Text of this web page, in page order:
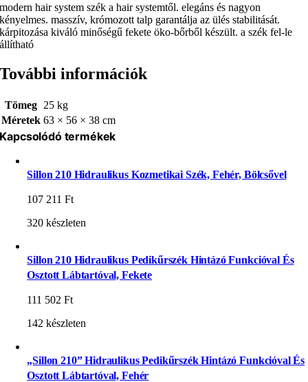
modern hair system szék a hair systemtől. elegáns és nagyon
kényelmes. masszív, krómozott talp garantálja az ülés stabilitását.
kárpitozása kiváló minőségű fekete öko-bőrből készült. a szék fel-le
állítható
További információk
Tömeg 25 kg
Méretek 63 × 56 × 38 cm
Kapcsolódó termékek
Sillon 210 Hidraulikus Kozmetikai Szék, Fehér, Bölcsővel
107 211Ft
320 készleten
Sillon 210 Hidraulikus Pedikűrszék Hintázó Funkcióval És
Osztott Lábtartóval, Fekete
111 502Ft
142 készleten
„Sillon 210” Hidraulikus Pedikűrszék Hintázó Funkcióval És
Osztott Lábtartóval, Fehér